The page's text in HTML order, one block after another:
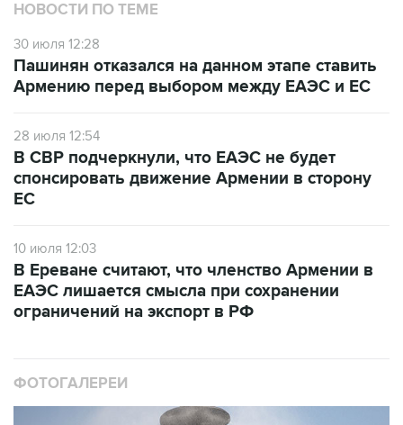
НОВОСТИ ПО ТЕМЕ
30 июля 12:28
Пашинян отказался на данном этапе ставить
Армению перед выбором между ЕАЭС и ЕС
28 июля 12:54
В СВР подчеркнули, что ЕАЭС не будет
спонсировать движение Армении в сторону
ЕС
10 июля 12:03
В Ереване считают, что членство Армении в
ЕАЭС лишается смысла при сохранении
ограничений на экспорт в РФ
ФОТОГАЛЕРЕИ